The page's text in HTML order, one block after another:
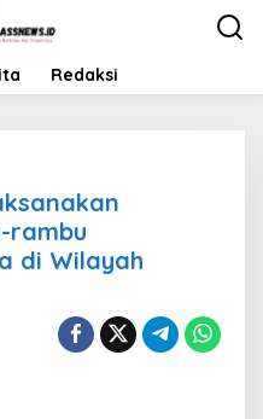
Redaksi
rambu
di Wilayah